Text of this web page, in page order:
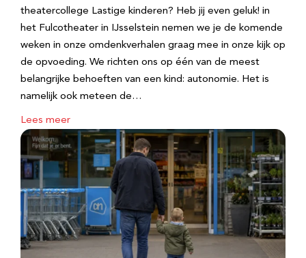
theatercollege Lastige kinderen? Heb jij even geluk! in
het Fulcotheater in IJsselstein nemen we je de komende
weken in onze omdenkverhalen graag mee in onze kijk op
de opvoeding. We richten ons op één van de meest
belangrijke behoeften van een kind: autonomie. Het is
namelijk ook meteen de…
Lees meer